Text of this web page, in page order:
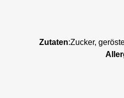
Zutaten:Zucker,